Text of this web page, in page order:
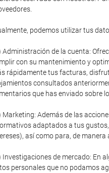
podemos utilizar tus
Administración de la cuenta:
con su mantenimiento y
rápidamente tus facturas,
consultados
que has enviado sobre
Marketing: Además de las
adaptados a tus
así como para, de
Investigaciones de mercado: En
personales que no podamos